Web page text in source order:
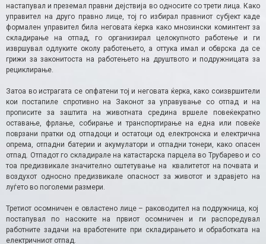
настапувал и преземал правни дејствија во односите со трети лица. Како
управител на друго правно лице, тој го избирал правниот субјект каде
формален управител била неговата ќерка како мнозински коминтент за
складирање на отпад, го организирал целокупното работење и ги
извршувал одлуките околу работењето, а оттука имал и обврска да се
грижи за законитоста на работењето на друштвото и подружницата за
рециклирање.
Затоа во истрагата се опфатени тој и неговата ќерка, како соизвршители
кои постапиле спротивно на Законот за управување со отпад и на
прописите за заштита на животната средина вршеле повеќекратно
оставање, фрлање, собирање и транспортирање на една или повеќе
поврзани пратки од отпадоци и остатоци од електронска и електрична
опрема, отпадни батерии и акумулатори и отпадни тонери, како опасен
отпад. Отпадот го складирале на катастарска парцела во Трубарево и со
тоа предизвикале значително оштетување на квалитетот на почвата и
воздухот односно предизвикале опасност за животот и здравјето на
луѓето во поголеми размери.
Третиот осомничен е овластено лице – раководител на подружница, кој
постапувал по насоките на првиот осомничен и ги распоредувал
работните задачи на вработените при складирањето и обработката на
електричниот отпад.